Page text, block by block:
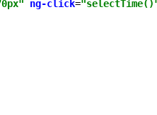
ng-click=